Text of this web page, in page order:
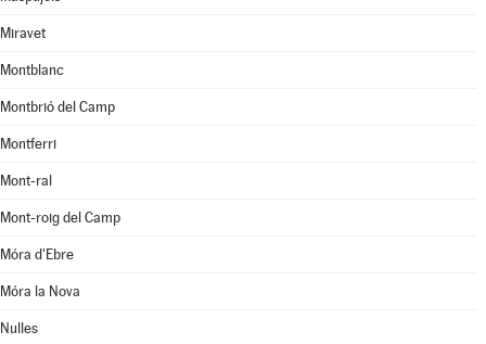
Miravet
Montblanc
Montbrió del Camp
Montferri
Mont-ral
Mont-roig del Camp
Móra d'Ebre
Móra la Nova
Nulles